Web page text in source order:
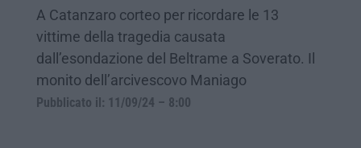
A Catanzaro corteo per ricordare le 13
vittime della tragedia causata
dall’esondazione del Beltrame a Soverato. Il
monito dell’arcivescovo Maniago
Pubblicato il: 11/09/24 – 8:00